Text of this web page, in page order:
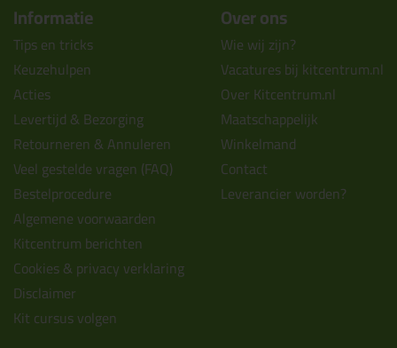
Informatie
Tips en tricks
Keuzehulpen
Acties
Levertijd & Bezorging
Retourneren & Annuleren
Veel gestelde vragen (FAQ)
Bestelprocedure
Algemene voorwaarden
Kitcentrum berichten
Cookies & privacy verklaring
Disclaimer
Kit cursus volgen
Over ons
Wie wij zijn?
Vacatures bij kitcentrum.nl
Over Kitcentrum.nl
Maatschappelijk
Winkelmand
Contact
Leverancier worden?